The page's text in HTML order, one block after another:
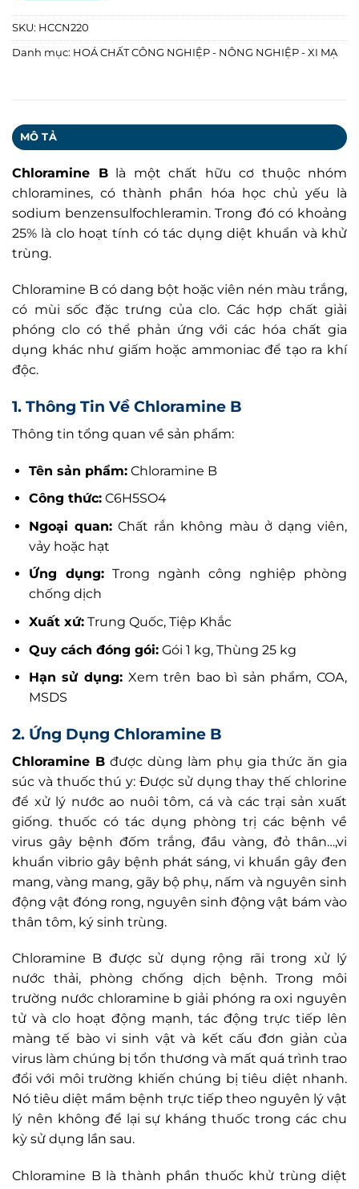
SKU: HCCN220
Danh mục: HOÁ CHẤT CÔNG NGHIỆP - NÔNG NGHIỆP - XI MẠ
MÔ TẢ
Chloramine Blà một chất hữu cơ thuộc nhóm
chloramines, có thành phần hóa học chủ yếu là
sodium benzensulfochleramin. Trong đó có khoảng
25% là clo hoạt tính có tác dụng diệt khuẩn và khử
trùng.
Chloramine B có dang bột hoặc viên nén màu trắng,
có mùi sốc đặc trưng của clo. Các hợp chất giải
phóng clo có thể phản ứng với các hóa chất gia
dụng khác như giấm hoặc ammoniac để tạo ra khí
độc.
1. Thông Tin Về Chloramine B
Thông tin tổng quan về sản phẩm:
Tên sản phẩm:Chloramine B
Công thức:C6H5SO4
Ngoại quan:Chất rắn không màu ở dạng viên,
vảy hoặc hạt
Ứng dụng:Trong ngành công nghiệp phòng
chống dịch
Xuất xứ:Trung Quốc, Tiệp Khắc
Quy cách đóng gói:Gói 1 kg, Thùng 25 kg
Hạn sử dụng:Xem trên bao bì sản phẩm, COA,
MSDS
2. Ứng Dụng Chloramine B
Chloramine B được dùng làm phụ gia thức ăn gia
súc và thuốc thú y: Được sử dụng thay thế chlorine
để xử lý nước ao nuôi tôm, cá và các trại sản xuất
giống. thuốc có tác dụng phòng trị các bệnh về
virus gây bệnh đốm trắng, đầu vàng, đỏ thân…,vi
khuẩn vibrio gây bệnh phát sáng, vi khuẩn gây đen
mang, vàng mang, gãy bộ phụ, nấm và nguyên sinh
động vật đóng rong, nguyên sinh động vật bám vào
thân tôm, ký sinh trùng.
Chloramine B được sử dụng rộng rãi trong xử lý
nước thải, phòng chống dịch bệnh. Trong môi
trường nước chloramine b giải phóng ra oxi nguyên
tử và clo hoạt động mạnh, tác động trực tiếp lên
màng tế bào vi sinh vật và kết cấu đơn giản của
virus làm chúng bị tổn thương và mất quá trình trao
đổi với môi trường khiến chúng bị tiêu diệt nhanh.
Nó tiêu diệt mầm bệnh trực tiếp theo nguyên lý vật
lý nên không để lại sự kháng thuốc trong các chu
kỳ sử dụng lần sau.
Chloramine B là thành phần thuốc khử trùng diệt